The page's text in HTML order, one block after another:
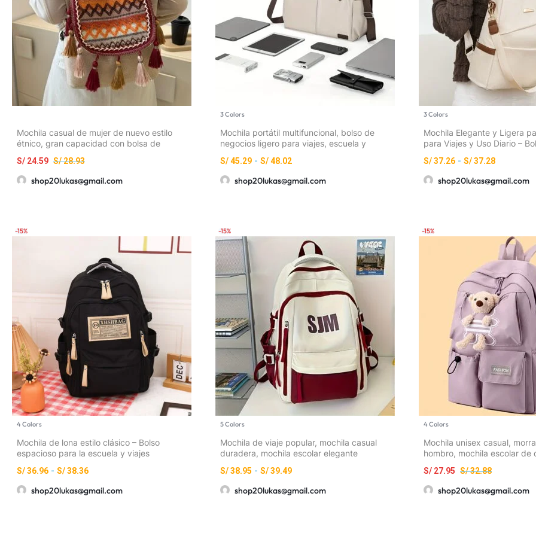
Mochila casual de mujer de nuevo estilo
étnico, gran capacidad con bolsa de
de moda S/28.93
S/ 24.59
shop20lukas@gmail.com
3 Colors
Mochila portátil multifuncional, bolso de
negocios ligero para viajes, escuela y
S/45.29 - S/48.02
shop20lukas@gmail.com
3 Colors
Mochila Elegante y Ligera
para Viajes y Uso Diario –
Cremallera y Detalles de
Escapada de Fin de Semana
Mano)
S/37.26 - S/37.28
shop20lukas@gmail.com
-15%
4 Colors
Mochila de lona estilo clásico – Bolso
espacioso para la escuela y viajes
S/36.96 - S/38.36
shop20lukas@gmail.com
-15%
5 Colors
Mochila de viaje popular, mochila casual
duradera, mochila escolar elegante
S/38.95 - S/39.49
shop20lukas@gmail.com
-15%
4 Colors
Mochila unisex casual,
hombro, mochila escolar de
mujeres, estilo coreano
S/32.88
S/ 27.95
shop20lukas@gmail.com